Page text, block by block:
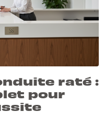
raté :
pour